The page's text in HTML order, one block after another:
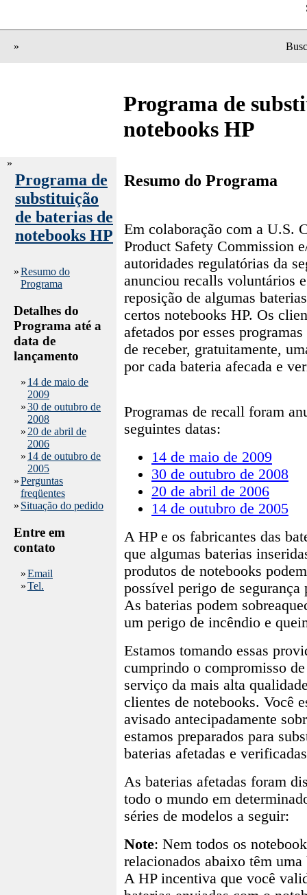
»
Programa de
notebooks HP
»
Programa de
substituição
de baterias de
notebooks HP
»Resumo do
Programa
Detalhes do
Programa até a
data de
lançamento
» 14 de maio de
2009
»30 de outubro de
2008
» 20 de abril de
2006
» 14 de outubro de
2005
»Perguntas
freqüentes
» Situação do pedido
Entre em
contato
»Email
»Tel.
Resumo do Programa
Em colaboração com a U.S.
Product Safety Commission
autoridades regulatórias da
anunciou recalls voluntários
reposição de algumas
certos notebooks HP. Os
afetados por esses
de receber, gratuitamente,
por cada bateria afecada e
Programas de recall foram
seguintes datas:
14 de maio de 2009
30 de outubro de 2008
20 de abril de 2006
14 de outubro de 2005
A HP e os fabricantes das
que algumas baterias
produtos de notebooks
possível perigo de segurança
As baterias podem
um perigo de incêndio e
Estamos tomando essas
cumprindo o compromisso
serviço da mais alta
clientes de notebooks. Você
avisado antecipadamente
estamos preparados para
baterias afetadas e
As baterias afetadas foram
todo o mundo em
séries de modelos a seguir:
Note: Nem todos os
relacionados abaixo têm uma
A HP incentiva que você